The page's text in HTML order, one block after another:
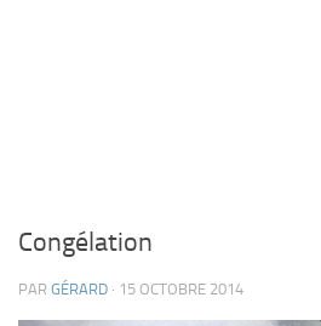
Congélation
PAR GÉRARD · 15 OCTOBRE 2014